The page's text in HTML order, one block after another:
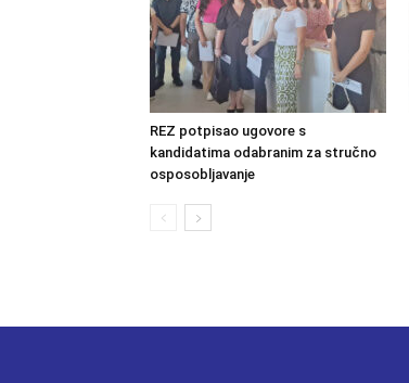
REZ potpisao ugovore s
kandidatima odabranim za stručno
osposobljavanje